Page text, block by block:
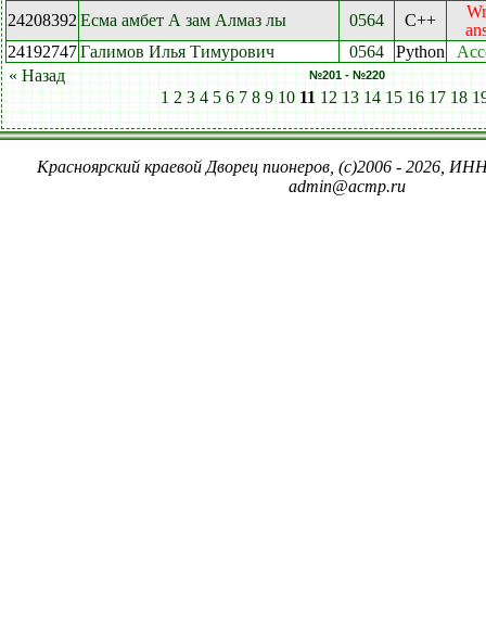
24208392 Есма амбет А зам Алмаз лы 0564 C++
24192747Галимов Илья Тимурович 0564 Python
« Назад
№201 - №220
1 2 3 4 5 6 7 8 9 10 11 12 13 14 15 16 17 18
Красноярский краевой Дворец пионеров, (c)2006 - 2026,
admin@acmp.ru